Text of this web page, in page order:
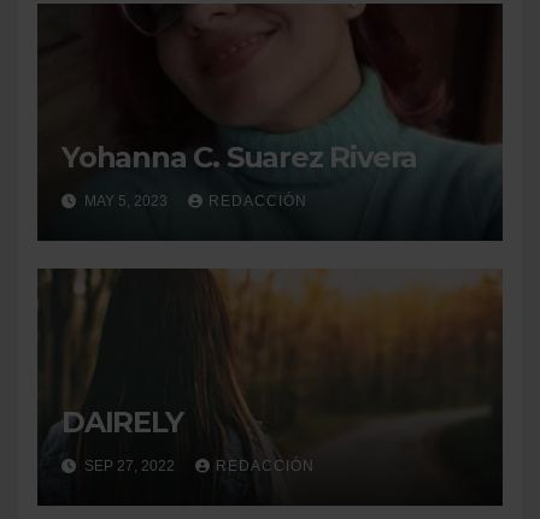
Yohanna C. Suarez Rivera
MAY 5, 2023 REDACCIÓN
DAIRELY
SEP 27, 2022 REDACCIÓN